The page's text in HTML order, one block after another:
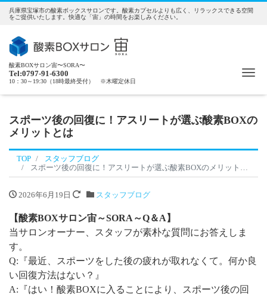
兵庫県宝塚市の酸素ボックスサロンです。酸素カプセルよりも広く、リラックスできる空間
をご提供いたします。快適な「宙」の時間をお楽しみください。
酸素BOXサロン宙〜SORA〜
Tel:0797-91-6300
10：30～19:30（18時最終受付） ※木曜定休日
スポーツ後の回復に！アスリートが選ぶ酸素BOXの
メリットとは
TOP
スタッフブログ
スポーツ後の回復に！アスリートが選ぶ酸素BOXのメリットとは
2026年6月19日 スタッフブログ
【酸素BOXサロン宙～SORA～Q＆A】
当サロンオーナー、スタッフが素朴な質問にお答えしま
す。
Q:『最近、スポーツをした後の疲れが取れなくて。何か良
い回復方法はない？』
A:『はい！酸素BOXに入ることにより、スポーツ後の回